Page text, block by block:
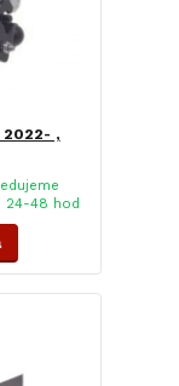
2022- ,
24-48 hod